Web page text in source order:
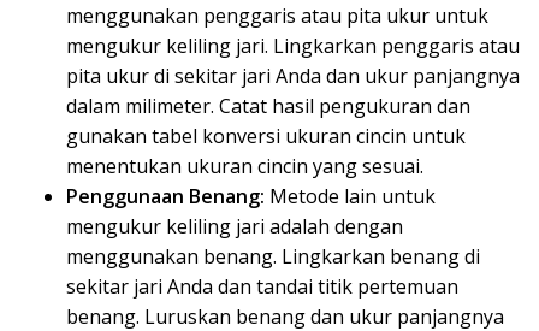
menggunakan penggaris atau pita ukur untuk
mengukur keliling jari. Lingkarkan penggaris atau
pita ukur di sekitar jari Anda dan ukur panjangnya
dalam milimeter. Catat hasil pengukuran dan
gunakan tabel konversi ukuran cincin untuk
menentukan ukuran cincin yang sesuai.
Penggunaan Benang: Metode lain untuk
mengukur keliling jari adalah dengan
menggunakan benang. Lingkarkan benang di
sekitar jari Anda dan tandai titik pertemuan
benang. Luruskan benang dan ukur panjangnya